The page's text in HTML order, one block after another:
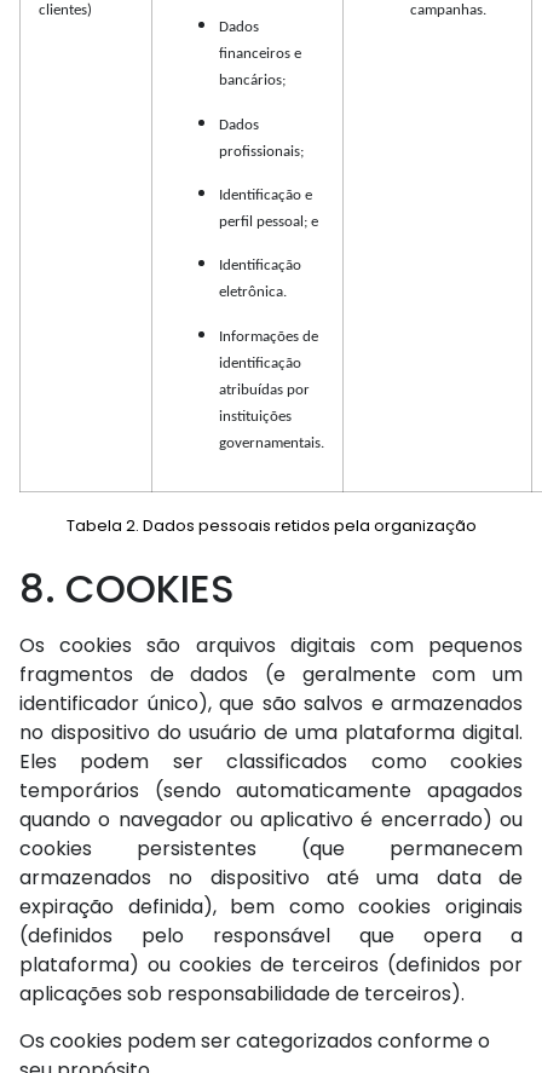
clientes)
Dados
financeiros e
bancários;
Dados
profissionais;
Identificação e
perfil pessoal; e
Identificação
eletrônica.
Informações de
identificação
atribuídas por
instituições
governamentais.
campanhas.
Tabela 2. Dados pessoais retidos pela organização
8. COOKIES
Os cookies são arquivos digitais com pequenos
fragmentos de dados (e geralmente com um
identificador único), que são salvos e armazenados
no dispositivo do usuário de uma plataforma digital.
Eles podem ser classificados como cookies
temporários (sendo automaticamente apagados
quando o navegador ou aplicativo é encerrado) ou
cookies persistentes (que permanecem
armazenados no dispositivo até uma data de
expiração definida), bem como cookies originais
(definidos pelo responsável que opera a
plataforma) ou cookies de terceiros (definidos por
aplicações sob responsabilidade de terceiros).
Os cookies podem ser categorizados conforme o